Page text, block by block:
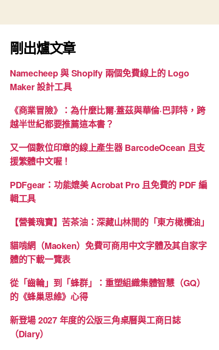
濕
油
墨
特
刷
介
剛出爐文章
Namecheep 與 Shopify 兩個免費線上的 Logo
Maker 設計工具
《商業冒險》：為什麼比爾·蓋茲與華倫·巴菲特，跨
越半世紀都要推薦這本書？
又一個數位印章的線上產生器 BarcodeOcean 且支
援繁體中文喔！
PDFgear：功能媲美 Acrobat Pro 且免費的 PDF 編
輯工具
【營養瑰寶】苦茶油：深藏山林間的「東方橄欖油」
貓啃網（Maoken）免費可商用中文字體及其自家字
體的下載一覽表
從「齒輪」到「蜂群」：重塑組織集體智慧（GQ）
的《蜂巢思維》心得
新登場 2027 年度的公版三角桌曆與工商日誌
（Diary）